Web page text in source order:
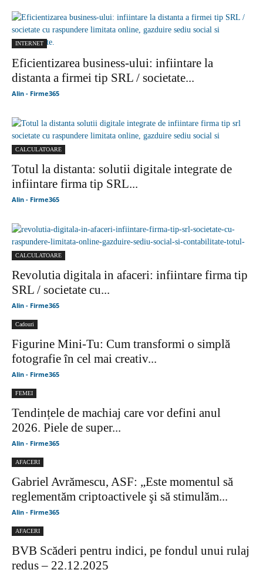
INTERNET
Eficientizarea business-ului: infiintare la
distanta a firmei tip SRL / societate...
Alin - Firme365
CALCULATOARE
Totul la distanta: solutii digitale integrate de
infiintare firma tip SRL...
Alin - Firme365
CALCULATOARE
Revolutia digitala in afaceri: infiintare firma tip
SRL / societate cu...
Alin - Firme365
Cadouri
Figurine Mini-Tu: Cum transformi o simplă
fotografie în cel mai creativ...
Alin - Firme365
FEMEI
Tendințele de machiaj care vor defini anul
2026. Piele de super...
Alin - Firme365
AFACERI
Gabriel Avrămescu, ASF: „Este momentul să
reglementăm criptoactivele şi să stimulăm...
Alin - Firme365
AFACERI
BVB Scăderi pentru indici, pe fondul unui rulaj
redus – 22.12.2025